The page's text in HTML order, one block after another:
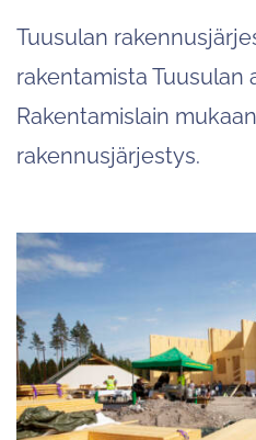
Tuusulan
rakentamista Tuusulan
Rakentamislain
rakennusjärjestys.